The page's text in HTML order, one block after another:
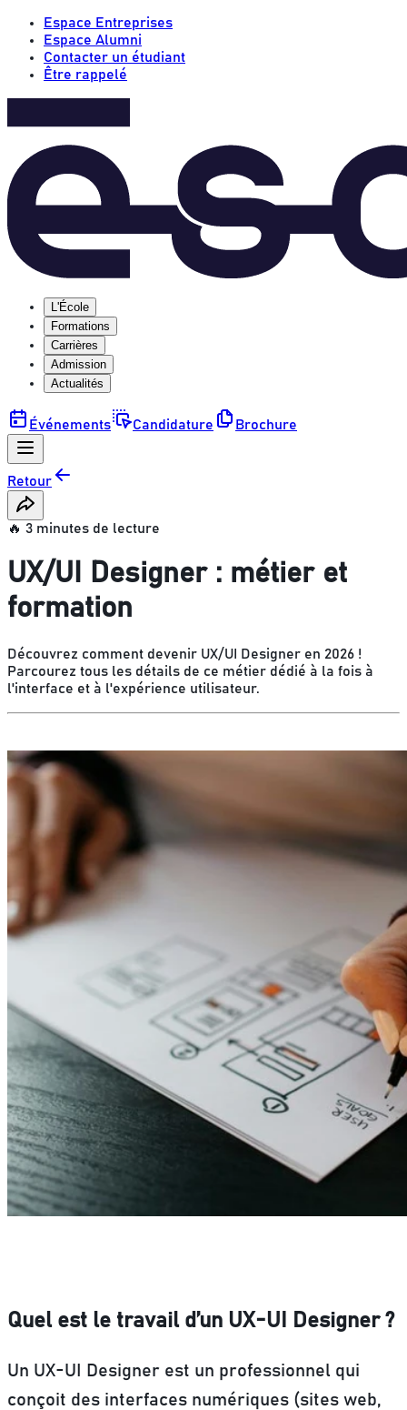
Espace Entreprises
Espace Alumni
Contacter un étudiant
Être rappelé
L'École
Formations
Carrières
Admission
Actualités
Événements Candidature Brochure
Retour
🔥 3 minutes de lecture
UX/UI Designer : métier et
formation
Découvrez comment devenir UX/UI Designer en 2026 !
Parcourez tous les détails de ce métier dédié à la fois à
l'interface et à l'expérience utilisateur.
Quel est le travail d’un UX-UI Designer ?
Un UX-UI Designer est un professionnel qui
conçoit des interfaces numériques (sites web,